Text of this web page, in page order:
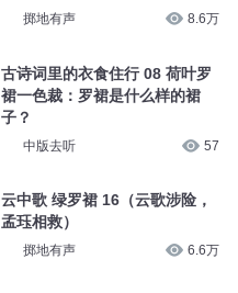
掷地有声 8.6万
古诗词里的衣食住行 08 荷叶罗
裙一色裁：罗裙是什么样的裙
子？
中版去听 57
云中歌 绿罗裙 16（云歌涉险，
孟珏相救）
掷地有声 6.6万